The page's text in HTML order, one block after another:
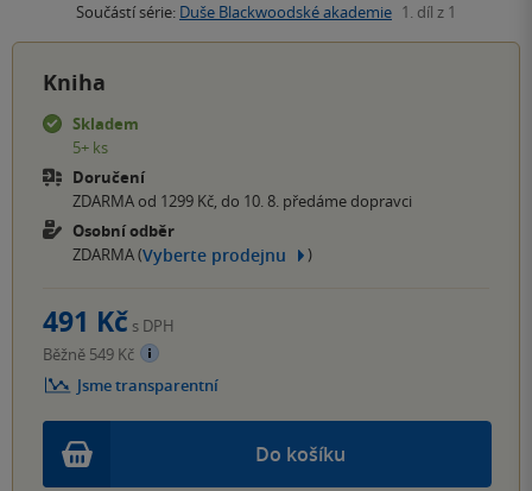
Součástí série: Duše Blackwoodské akademie 1. díl z 1
Kniha
Skladem
5+ ks
Doručení
ZDARMA od 1299 Kč, do 10. 8. předáme dopravci
Osobní odběr
ZDARMA (Vyberte prodejnu )
Do košíku
491 Kč s DPH
Běžně 549 Kč
Jsme transparentní